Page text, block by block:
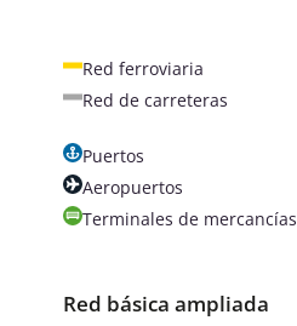
Red ferroviaria
Red de carreteras
Puertos
Aeropuertos
Terminales de mercancías
Red básica ampliada